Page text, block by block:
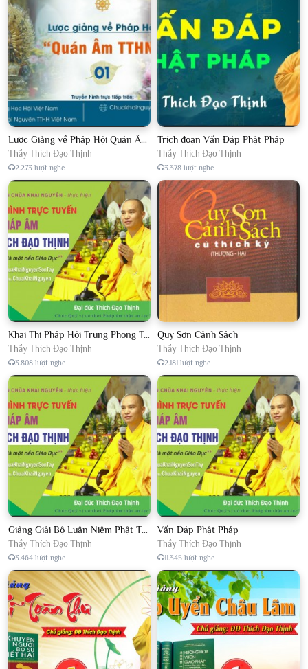
Lược Giảng về Pháp Hội Quán Âm TTHN lần 2
Thầy Thích Đạo Thịnh
2.273 lượt nghe
Trích đoạn Vấn Đáp Phật Pháp
Thầy Thích Đạo Thịnh
3.378 lượt nghe
Khai Thị Pháp Hội Trung Phong Tam Thời Hệ Niệm
Thầy Thích Đạo Thịnh
3.808 lượt nghe
Quy Sơn Cảnh Sách
Thầy Thích Đạo Thịnh
2.181 lượt nghe
Giảng Giải Bộ Luận Niệm Phật Thập Yếu Năm 2018
Thầy Thích Đạo Thịnh
3.464 lượt nghe
Vấn Đáp Phật Pháp
Thầy Thích Đạo Thịnh
11.345 lượt nghe